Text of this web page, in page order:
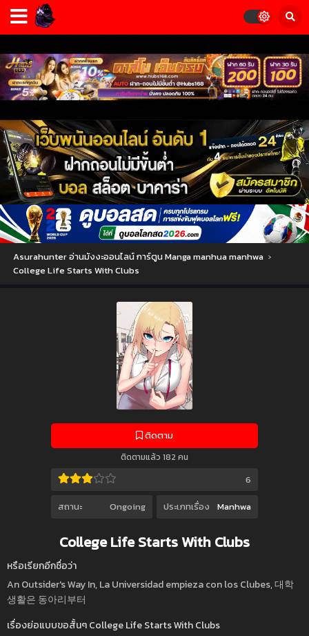
Asurahunter อ่านมังงะออนไลน์ การ์ตูน Manga manhua manhwa ›
College Life Starts With Clubs
ติดตาม
ติดตามแล้ว 182 คน
6
สถานะ Ongoing ประเภทเรื่อง Manhwa
College Life Starts With Clubs
หรือเรียกอีกชื่อว่า
An Outsider's Way In, La Universidad empieza con los Clubes, 대학
생활은 동아리부터
เรื่องย่อแบบขอสั้นๆ College Life Starts With Clubs